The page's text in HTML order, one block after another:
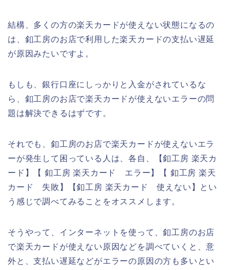
結構、多くの方の楽天カードが使えない状態になるの
は、釦工房のお店で利用した楽天カードの支払い遅延
が原因みたいですよ。
もしも、銀行口座にしっかりと入金がされているな
ら、釦工房のお店で楽天カードが使えないエラーの問
題は解決できるはずです。
それでも、釦工房のお店で楽天カードが使えないエラ
ーが発生して困っている人は、各自、【釦工房 楽天カ
ード】【 釦工房 楽天カード エラー】【 釦工房 楽天
カード 失敗】【釦工房 楽天カード 使えない】とい
う感じで調べてみることをオススメします。
そうやって、インターネットを使って、釦工房のお店
で楽天カードが使えない原因などを調べていくと、意
外と、支払い遅延などがエラーの原因の方も多いとい